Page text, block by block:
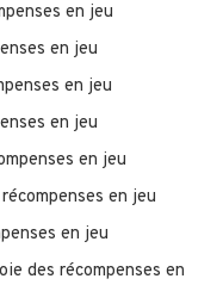
en jeu
en jeu
en jeu
en jeu
en jeu
en jeu
en jeu
des récompenses en